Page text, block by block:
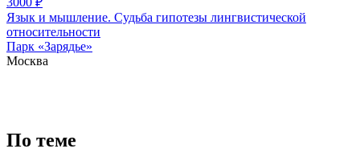
Язык и мышление. Судьба гипотезы лингвистической
относительности
Парк «Зарядье»
Москва
По теме